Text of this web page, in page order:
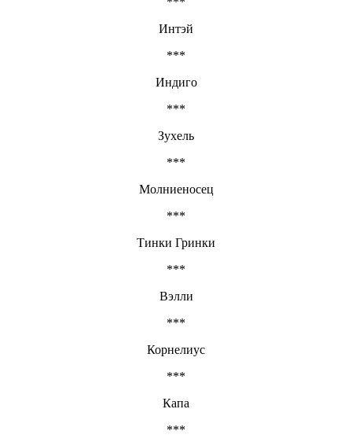
Интэй
***
Индиго
***
Зухель
***
Молниеносец
***
Тинки Гринки
***
Вэлли
***
Корнелиус
***
Капа
***